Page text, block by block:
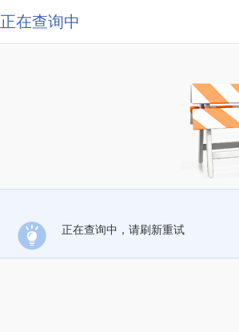
正在查询中
正在查询中，请刷新重试